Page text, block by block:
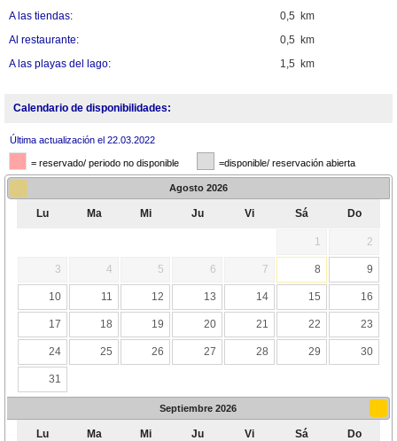
0,5 km
A las tiendas:
0,5 km
Al restaurante:
1,5 km
A las playas del lago:
Calendario de disponibilidades:
Última actualización el 22.03.2022
= reservado/ periodo no disponible =disponible/ reservación abierta
Agosto 2026
Lu Ma Mi Ju Vi Sá Do
1 2
3 4 5 6 7 8 9
10 11 12 13 14 15 16
17 18 19 20 21 22 23
24 25 26 27 28 29 30
31
Septiembre 2026
Lu Ma Mi Ju Vi Sá Do